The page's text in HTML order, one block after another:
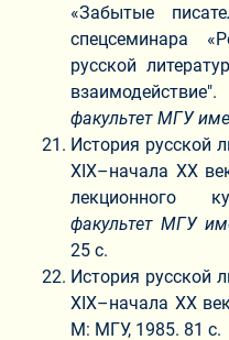
«Забытые
спецсеминара
русской
факультет МГУ
История русской
XIX–начала ХХ
лекционного
факультет МГУ
25 с.
История русской
XIX–начала ХХ
М: МГУ, 1985. 81 с.